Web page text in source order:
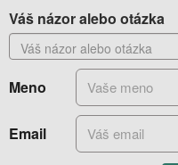
Váš názor alebo otázka
Meno
Email